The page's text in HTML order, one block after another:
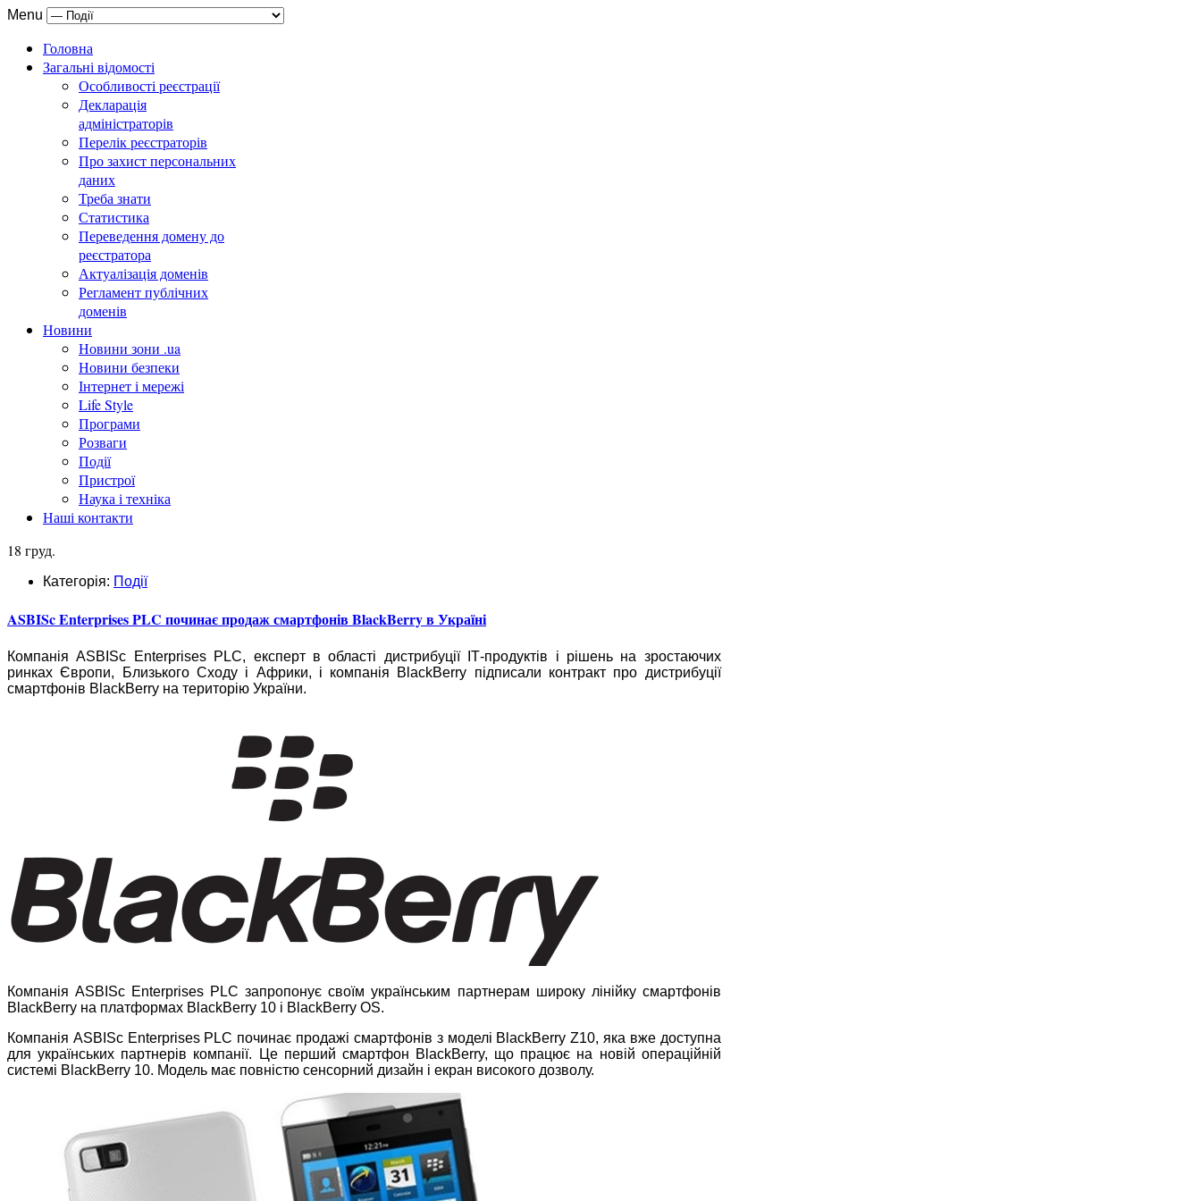
Menu
Головна
Загальні відомості
Особливості реєстрації
Декларація
адміністраторів
Перелік реєстраторів
Про захист персональних
даних
Треба знати
Статистика
Переведення домену до
реєстратора
Актуалізація доменів
Регламент публічних
доменів
Новини
Новини зони .ua
Новини безпеки
Інтернет і мережі
Life Style
Програми
Розваги
Події
Пристрої
Наука і техніка
Наші контакти
18 груд.
Категорія: Події
ASBISc Enterprises PLC починає продаж смартфонів BlackBerry в Україні
Компанія ASBISc Enterprises PLC, експерт в області дистрибуції ІТ-продуктів і рішень на зростаючих
ринках Європи, Близького Сходу і Африки, і компанія BlackBerry підписали контракт про дистрибуції
смартфонів BlackBerry на територію України.
Компанія ASBISc Enterprises PLC запропонує своїм українським партнерам широку лінійку смартфонів
BlackBerry на платформах BlackBerry 10 і BlackBerry OS.
Компанія ASBISc Enterprises PLC починає продажі смартфонів з моделі BlackBerry Z10, яка вже доступна
для українських партнерів компанії. Це перший смартфон BlackBerry, що працює на новій операційній
системі BlackBerry 10. Модель має повністю сенсорний дизайн і екран високого дозволу.